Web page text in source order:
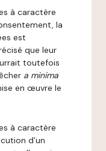
à caractère
la
est
que leur
toutefois
a minima
en œuvre le
à caractère
d’un